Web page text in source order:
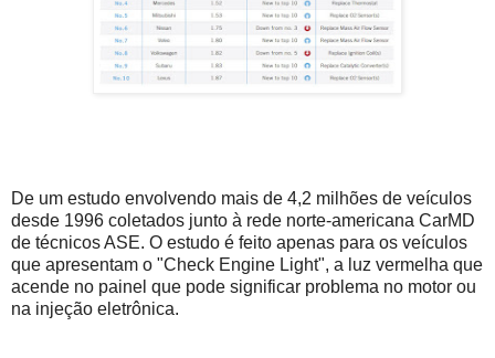
De um estudo envolvendo mais de 4,2 milhões de veículos
desde 1996 coletados junto à rede norte-americana CarMD
de técnicos ASE. O estudo é feito apenas para os veículos
que apresentam o "Check Engine Light", a luz vermelha que
acende no painel que pode significar problema no motor ou
na injeção eletrônica.